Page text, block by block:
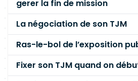
gerer la fin de mission
La négociation de son TJM